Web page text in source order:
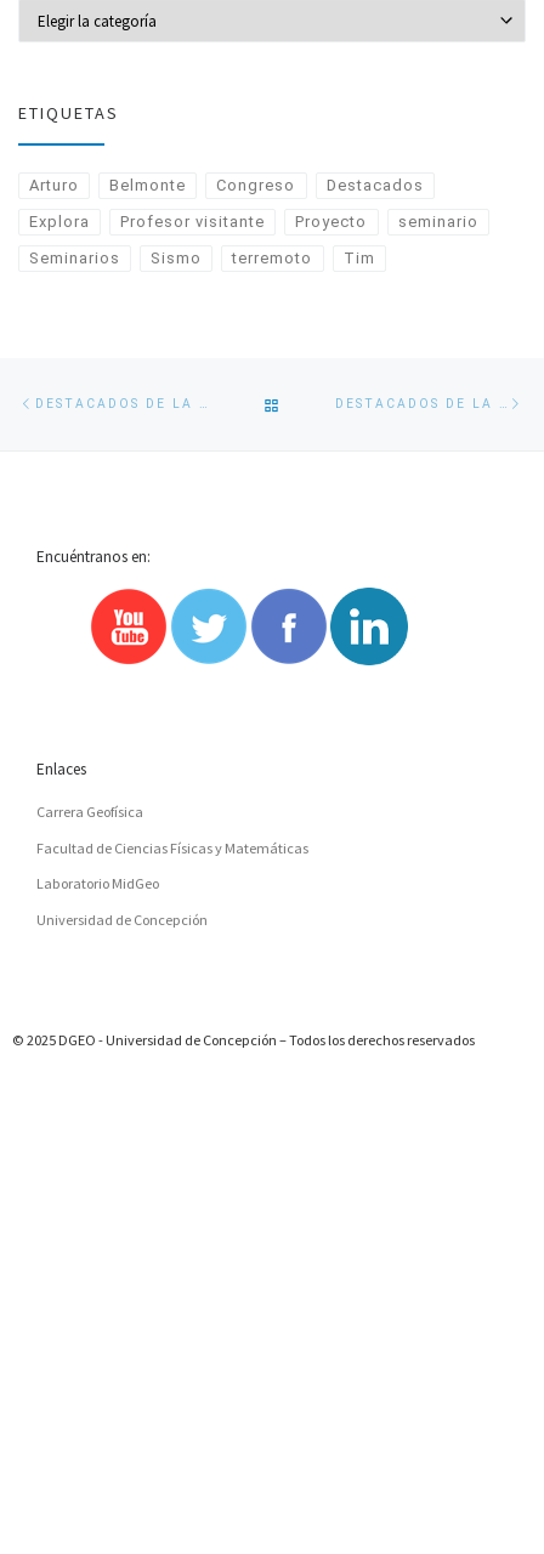
ETIQUETAS
Arturo Belmonte Congreso Destacados
Explora Profesor visitante Proyecto seminario
Seminarios Sismo terremoto Tim
de
VOLVER
ENTRADAS
Encuéntranos en:
Enlaces
Carrera Geofísica
Facultad de Ciencias Físicas y Matemáticas
Laboratorio MidGeo
Universidad de Concepción